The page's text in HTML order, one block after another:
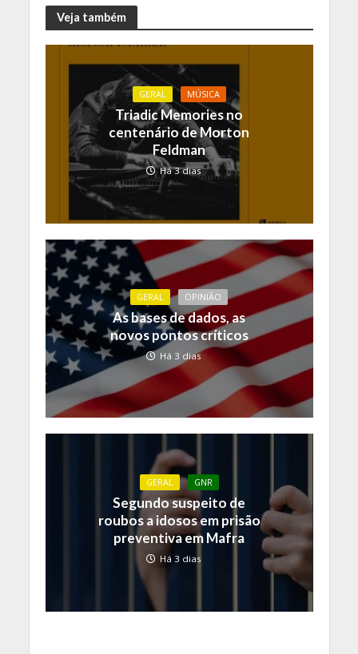
Veja também
GERAL MÚSICA
Triadic Memories no
centenário de Morton
Feldman
Há 3 dias
GERAL OPINIÃO
As bases de dados, as
novos pontos críticos
Há 3 dias
GERAL GNR
Segundo suspeito de
roubos a idosos em prisão
preventiva em Mafra
Há 3 dias